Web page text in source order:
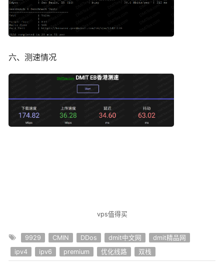
六、测速情况
vps值得买
9929 CMIN DDos dmit中文网
dmit精品网
ipv4
ipv6 premium 优化线路 双栈